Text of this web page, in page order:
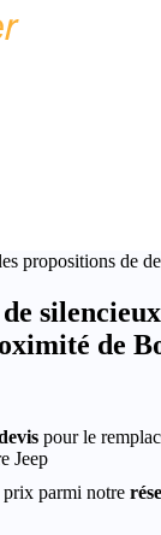
propositions de
de
pour le
Jeep
prix parmi notre